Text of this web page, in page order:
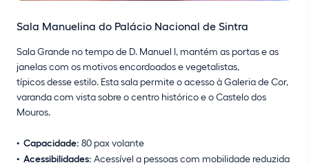
Sala Manuelina do Palácio Nacional de Sintra
Sala Grande no tempo de D. Manuel I, mantém as portas e as
janelas com os motivos encordoados e vegetalistas,
típicos desse estilo. Esta sala permite o acesso à Galeria de Cor,
varanda com vista sobre o centro histórico e o Castelo dos
Mouros.
Capacidade: 80 pax volante
Acessibilidades: Acessível a pessoas com mobilidade reduzida